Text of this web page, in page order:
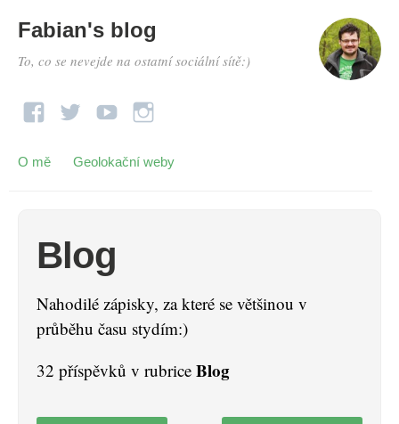
Fabian's blog
To, co se nevejde na ostatní sociální sítě:)
O mě Geolokační weby
Blog
Nahodilé zápisky, za které se většinou v
průběhu času stydím:)
32 příspěvků v rubrice Blog